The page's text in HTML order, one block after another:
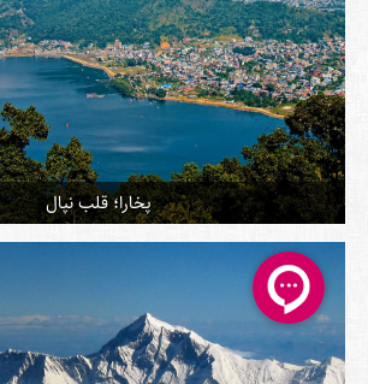
پخارا؛ قلب نپال